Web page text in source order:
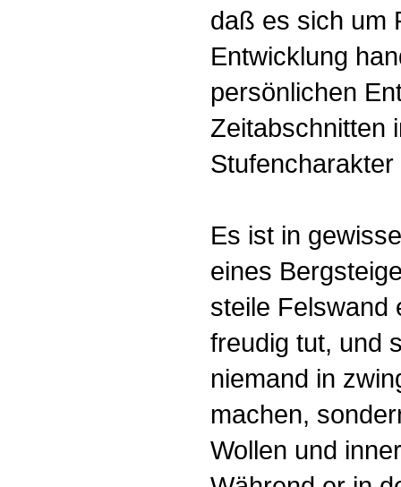
daß es sich um
Entwicklung
persönlichen
Zeitabschnitten
Es ist in
eines
steile Felswand
freudig tut, und
niemand in
machen,
Wollen und